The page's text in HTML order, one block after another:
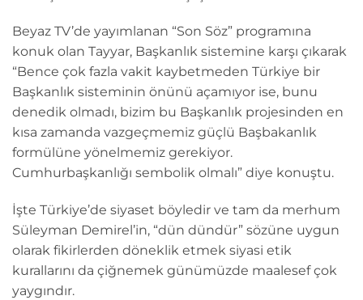
Beyaz TV’de yayımlanan “Son Söz” programına
konuk olan Tayyar, Başkanlık sistemine karşı çıkarak
“Bence çok fazla vakit kaybetmeden Türkiye bir
Başkanlık sisteminin önünü açamıyor ise, bunu
denedik olmadı, bizim bu Başkanlık projesinden en
kısa zamanda vazgeçmemiz güçlü Başbakanlık
formülüne yönelmemiz gerekiyor.
Cumhurbaşkanlığı sembolik olmalı” diye konuştu.
İşte Türkiye’de siyaset böyledir ve tam da merhum
Süleyman Demirel’in, “dün dündür” sözüne uygun
olarak fikirlerden döneklik etmek siyasi etik
kurallarını da çiğnemek günümüzde maalesef çok
yaygındır.